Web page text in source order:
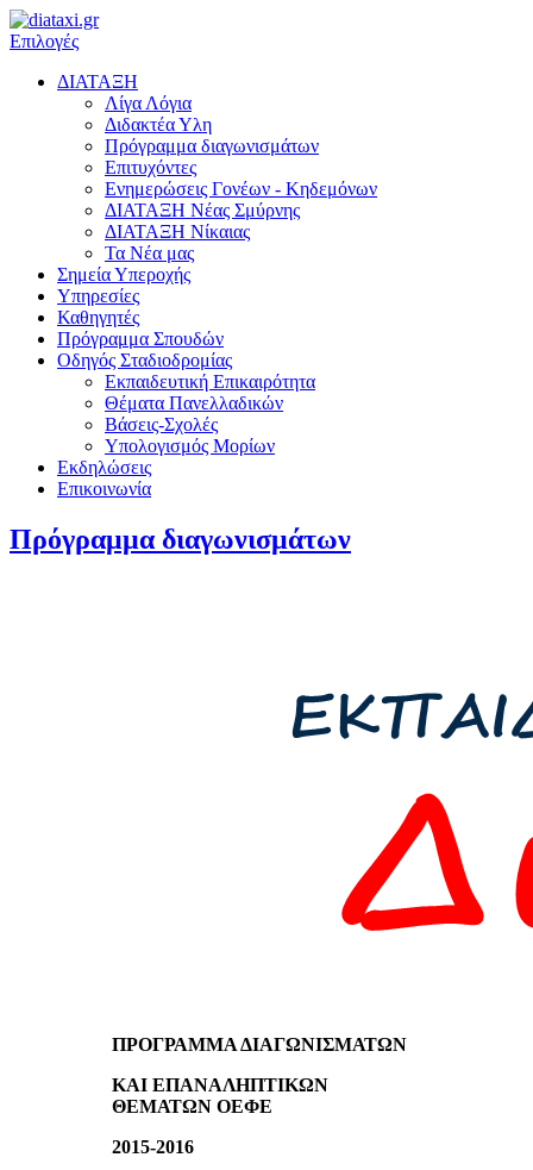
Επιλογές
ΔΙΑΤΑΞΗ
Λίγα Λόγια
Διδακτέα Υλη
Πρόγραμμα διαγωνισμάτων
Επιτυχόντες
Ενημερώσεις Γονέων - Κηδεμόνων
ΔΙΑΤΑΞΗ Νέας Σμύρνης
ΔΙΑΤΑΞΗ Nίκαιας
Τα Νέα μας
Σημεία Υπεροχής
Υπηρεσίες
Καθηγητές
Πρόγραμμα Σπουδών
Οδηγός Σταδιοδρομίας
Εκπαιδευτική Επικαιρότητα
Θέματα Πανελλαδικών
Βάσεις-Σχολές
Υπολογισμός Μορίων
Εκδηλώσεις
Επικοινωνία
Πρόγραμμα διαγωνισμάτων
ΠΡΟΓΡΑΜΜΑ ΔΙΑΓΩΝΙΣΜΑΤΩΝ
ΚΑΙ ΕΠΑΝΑΛΗΠΤΙΚΩΝ
ΘΕΜΑΤΩΝ ΟΕΦΕ
2015-2016